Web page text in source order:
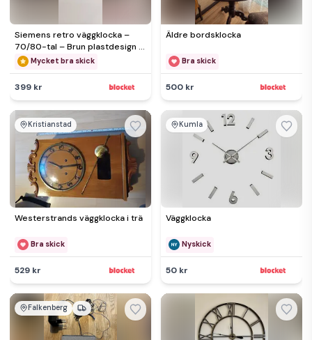
Siemens retro väggklocka –
70/80-tal – Brun plastdesign –
QuartzMycket bra skick
399 kr
Äldre bordsklocka
Bra skick
500 kr
Kristianstad
Westerstrands väggklocka i trä
Bra skick
529 kr
Kumla
Väggklocka
Nyskick
50 kr
Falkenberg